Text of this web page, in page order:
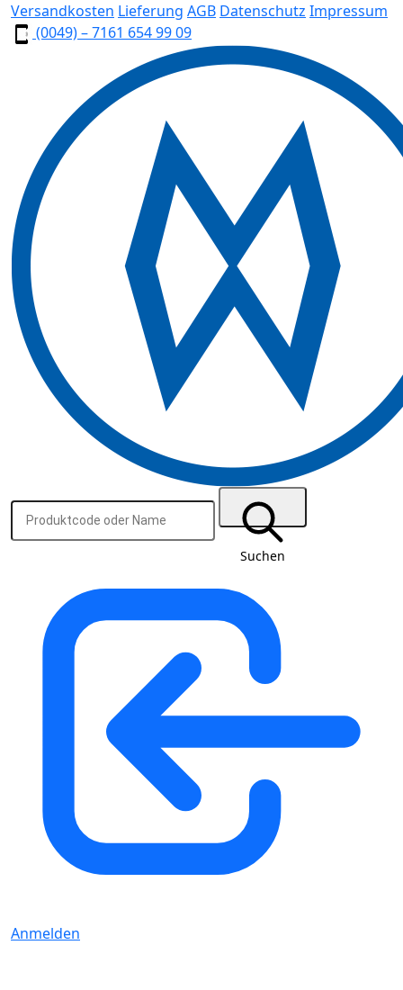
Versandkosten Lieferung AGB Datenschutz Impressum
(0049) – 7161 654 99 09
Suchen
Anmelden